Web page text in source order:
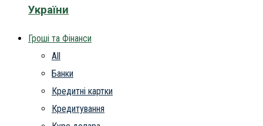
України
Гроші та Фінанси
All
Банки
Кредитні картки
Кредитування